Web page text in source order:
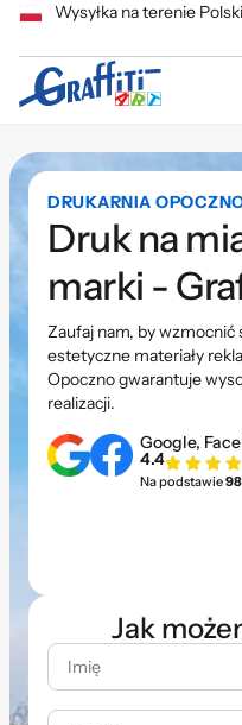
Wysyłka na terenie Polski
DRUKARNIA
Druk na
marki -
Zaufaj nam, by wzmocnić
estetyczne materiały
Opoczno gwarantuje
realizacji.
Google,
4.4
Na podstawie98
Jak